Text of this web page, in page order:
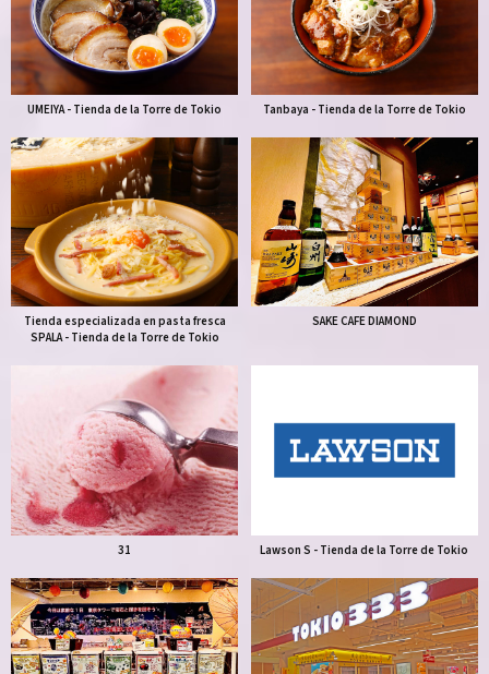
UMEIYA - Tienda de la Torre de Tokio Tanbaya - Tienda de la Torre de Tokio
Tienda especializada en pasta fresca
SPALA - Tienda de la Torre de Tokio
SAKE CAFE DIAMOND
31 Lawson S - Tienda de la Torre de Tokio